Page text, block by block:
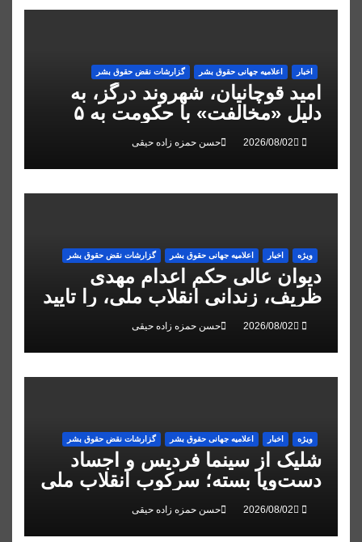
اخبار اعلاميه جهانی حقوق بشر گزارشات نقض حقوق بشر
امید قوچانیان، شهروند درگز، به
دلیل «مخالفت» با حکومت به ۵
سال زندان محکوم شد
حسن حمزه زاده حیقی
ویژه اخبار اعلاميه جهانی حقوق بشر گزارشات نقض حقوق بشر
دیوان عالی حکم اعدام مهدی
ظریف، زندانی انقلاب ملی، را تایید
کرد
حسن حمزه زاده حیقی
ویژه اخبار اعلاميه جهانی حقوق بشر گزارشات نقض حقوق بشر
شلیک از سینما فردیس و اجساد
دست‌وپا بسته؛ سرکوب انقلاب ملی
در البرز
حسن حمزه زاده حیقی